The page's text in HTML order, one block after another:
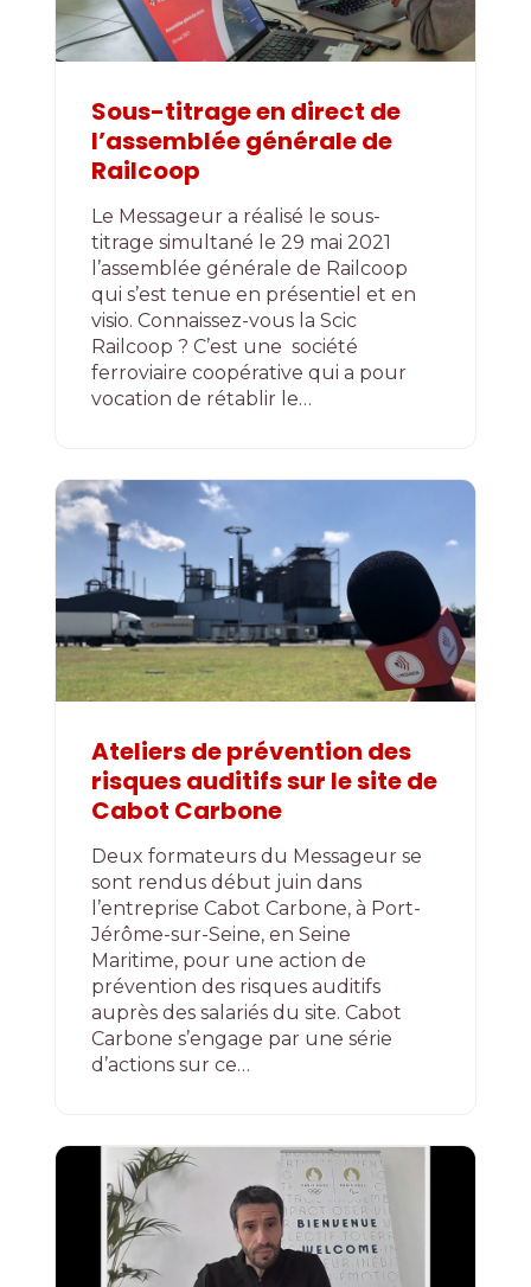
Sous-titrage en direct de
l’assemblée générale de
Railcoop
Le Messageur a réalisé le sous-
titrage simultané le 29 mai 2021
l’assemblée générale de Railcoop
qui s’est tenue en présentiel et en
visio. Connaissez-vous la Scic
Railcoop ? C’est une société
ferroviaire coopérative qui a pour
vocation de rétablir le…
Ateliers de prévention des
risques auditifs sur le site de
Cabot Carbone
Deux formateurs du Messageur se
sont rendus début juin dans
l’entreprise Cabot Carbone, à Port-
Jérôme-sur-Seine, en Seine
Maritime, pour une action de
prévention des risques auditifs
auprès des salariés du site. Cabot
Carbone s’engage par une série
d’actions sur ce…